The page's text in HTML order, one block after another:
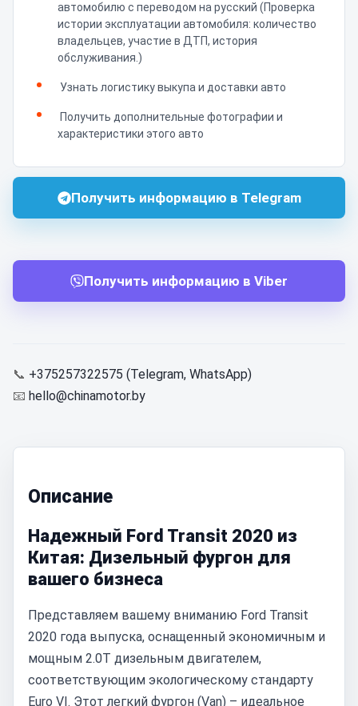
автомобилю с переводом на русский (Проверка
истории эксплуатации автомобиля: количество
владельцев, участие в ДТП, история
обслуживания.)
Узнать логистику выкупа и доставки авто
Получить дополнительные фотографии и
характеристики этого авто
Получить информацию в Telegram
Получить информацию в Viber
📞 +375257322575 (Telegram, WhatsApp)
📧 hello@chinamotor.by
Описание
Надежный Ford Transit 2020 из
Китая: Дизельный фургон для
вашего бизнеса
Представляем вашему вниманию Ford Transit
2020 года выпуска, оснащенный экономичным и
мощным 2.0T дизельным двигателем,
соответствующим экологическому стандарту
Euro VI. Этот легкий фургон (Van) – идеальное